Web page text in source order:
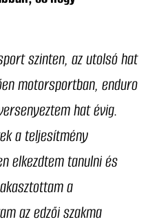
szinten, az utolsó hat
motorsportban, enduro
hat évig.
a teljesítmény
elkezdtem tanulni és
a
az edzői szakma